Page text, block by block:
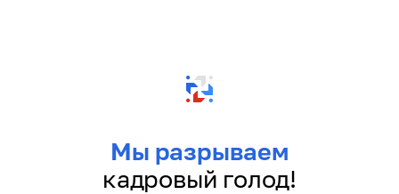
Мы разрываем
кадровый голод!